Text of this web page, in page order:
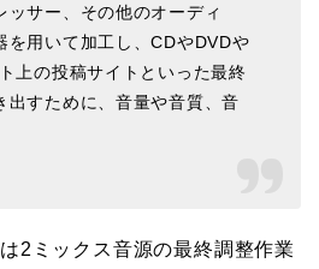
ッサー、その他のオーディ
を用いて加工し、CDやDVDや
上の投稿サイトといった最終
出すために、音量や音質、音
2ミックス音源の最終調整作業